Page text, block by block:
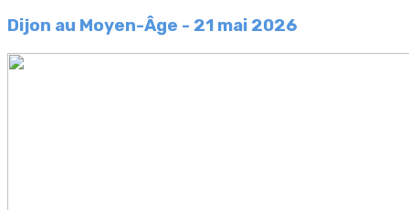
Dijon au Moyen-Âge - 21 mai 2026